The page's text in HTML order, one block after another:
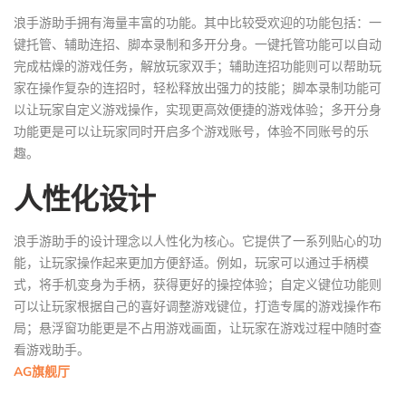
浪手游助手拥有海量丰富的功能。其中比较受欢迎的功能包括：一
键托管、辅助连招、脚本录制和多开分身。一键托管功能可以自动
完成枯燥的游戏任务，解放玩家双手；辅助连招功能则可以帮助玩
家在操作复杂的连招时，轻松释放出强力的技能；脚本录制功能可
以让玩家自定义游戏操作，实现更高效便捷的游戏体验；多开分身
功能更是可以让玩家同时开启多个游戏账号，体验不同账号的乐
趣。
人性化设计
浪手游助手的设计理念以人性化为核心。它提供了一系列贴心的功
能，让玩家操作起来更加方便舒适。例如，玩家可以通过手柄模
式，将手机变身为手柄，获得更好的操控体验；自定义键位功能则
可以让玩家根据自己的喜好调整游戏键位，打造专属的游戏操作布
局；悬浮窗功能更是不占用游戏画面，让玩家在游戏过程中随时查
看游戏助手。
AG旗舰厅